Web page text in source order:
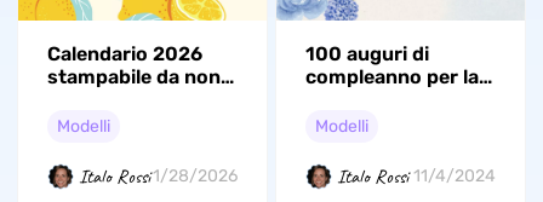
Calendario 2026
stampabile da non
Modelli
Italo Rossi1/28/2026
100 auguri di
compleanno per la
Modelli
Italo Rossi 11/4/2024